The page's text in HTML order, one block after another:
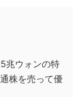
兆ウォンの特
株を売って優